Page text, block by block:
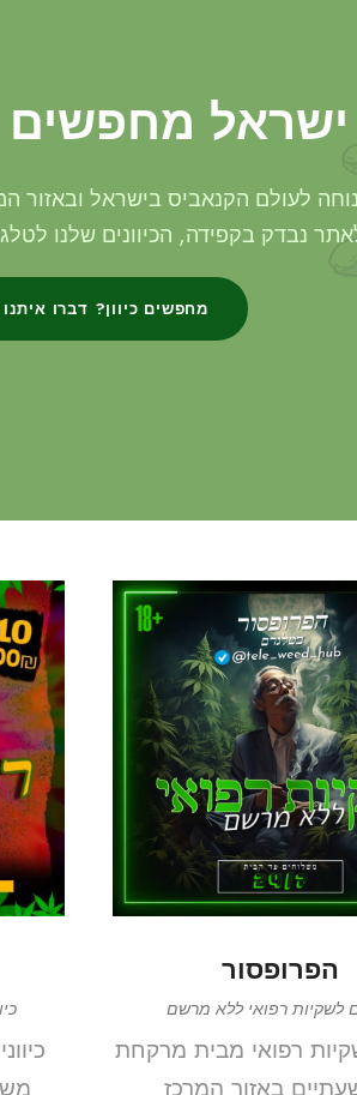
מחפשים
לעולם הקנאביס בישראל ובאזור
נבדק בקפידה, הכיוונים שלנו
מחפשים כיוון? דברו איתנו
הפרופסור
לשקיות רפואי ללא מרשם
רפואי מבית מרקחת
באזור המרכז